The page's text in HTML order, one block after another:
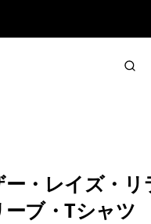
・レイズ・リ
ブ・Tシャツ